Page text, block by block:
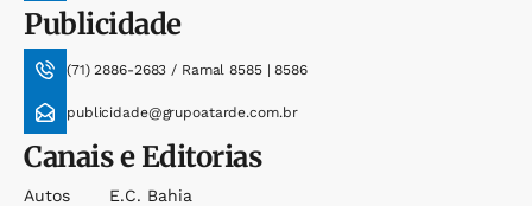
Publicidade
(71) 2886-2683 / Ramal 8585 | 8586
publicidade@grupoatarde.com.br
Canais e Editorias
Autos
E.c. Bahia